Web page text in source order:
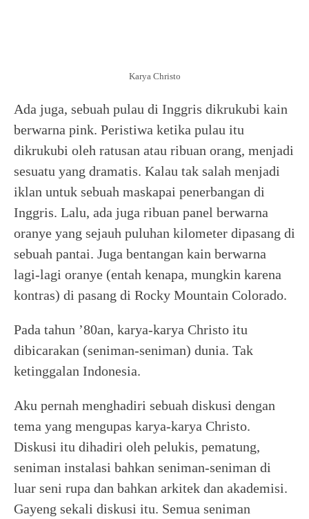
Karya Christo
Ada juga, sebuah pulau di Inggris dikrukubi kain
berwarna pink. Peristiwa ketika pulau itu
dikrukubi oleh ratusan atau ribuan orang, menjadi
sesuatu yang dramatis. Kalau tak salah menjadi
iklan untuk sebuah maskapai penerbangan di
Inggris. Lalu, ada juga ribuan panel berwarna
oranye yang sejauh puluhan kilometer dipasang di
sebuah pantai. Juga bentangan kain berwarna
lagi-lagi oranye (entah kenapa, mungkin karena
kontras) di pasang di Rocky Mountain Colorado.
Pada tahun ’80an, karya-karya Christo itu
dibicarakan (seniman-seniman) dunia. Tak
ketinggalan Indonesia.
Aku pernah menghadiri sebuah diskusi dengan
tema yang mengupas karya-karya Christo.
Diskusi itu dihadiri oleh pelukis, pematung,
seniman instalasi bahkan seniman-seniman di
luar seni rupa dan bahkan arkitek dan akademisi.
Gayeng sekali diskusi itu. Semua seniman